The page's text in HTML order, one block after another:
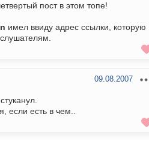
пост в этом топе!
имел ввиду адрес ссылки, которую
09.08.2007
если есть в чем..